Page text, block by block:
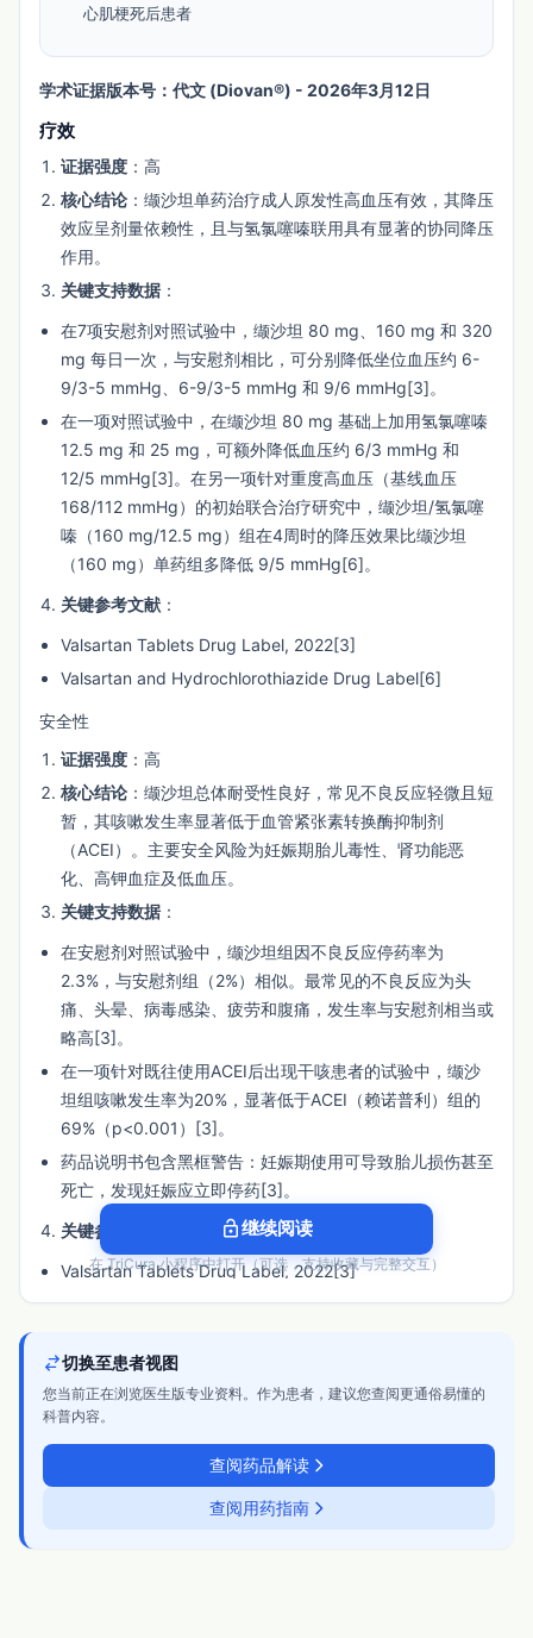
心肌梗死后患者
学术证据版本号：代文 (Diovan®) - 2026年3月12日
疗效
证据强度 ：高
核心结论 ：缬沙坦单药治疗成人原发性高血压有效，其降压
效应呈剂量依赖性，且与氢氯噻嗪联用具有显著的协同降压
作用。
关键支持数据 ：
在7项安慰剂对照试验中，缬沙坦 80 mg、160 mg 和 320
mg 每日一次，与安慰剂相比，可分别降低坐位血压约 6-
9/3-5 mmHg、6-9/3-5 mmHg 和 9/6 mmHg[3]。
在一项对照试验中，在缬沙坦 80 mg 基础上加用氢氯噻嗪
12.5 mg 和 25 mg，可额外降低血压约 6/3 mmHg 和
12/5 mmHg[3]。在另一项针对重度高血压（基线血压
168/112 mmHg）的初始联合治疗研究中，缬沙坦/氢氯噻
嗪（160 mg/12.5 mg）组在4周时的降压效果比缬沙坦
（160 mg）单药组多降低 9/5 mmHg[6]。
关键参考文献 ：
Valsartan Tablets Drug Label, 2022[3]
Valsartan and Hydrochlorothiazide Drug Label[6]
安全性
证据强度 ：高
核心结论 ：缬沙坦总体耐受性良好，常见不良反应轻微且短
暂，其咳嗽发生率显著低于血管紧张素转换酶抑制剂
（ACEI）。主要安全风险为妊娠期胎儿毒性、肾功能恶
化、高钾血症及低血压。
关键支持数据 ：
在安慰剂对照试验中，缬沙坦组因不良反应停药率为
2.3%，与安慰剂组（2%）相似。最常见的不良反应为头
痛、头晕、病毒感染、疲劳和腹痛，发生率与安慰剂相当或
略高[3]。
在一项针对既往使用ACEI后出现干咳患者的试验中，缬沙
坦组咳嗽发生率为20%，显著低于ACEI（赖诺普利）组的
69%（p<0.001）[3]。
药品说明书包含黑框警告：妊娠期使用可导致胎儿损伤甚至
死亡，发现妊娠应立即停药[3]。
关键参考文献
Valsartan Tablets Drug Label, 2022[3]
广东省血管紧张素II受体拮抗剂（ARB）临床快速综合评价
依从性
证据强度
核心结论：缬沙坦每日一次的给药方案有利于提高依从性，
且其较低的咳嗽发生率可能改善对ACEI不耐受患者的长期
治疗持续性。然而，缺乏直接比较其与其他ARB或降压药依
lock_open继续阅读
在 TriCura 小程序中打开（可选，支持收藏与完整交互）
切换至患者视图
您当前正在浏览医生版专业资料。作为患者，建议您查阅更通俗易懂的
科普内容。
查阅药品解读
查阅用药指南